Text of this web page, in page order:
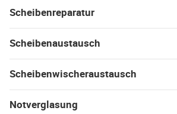
Scheibenreparatur
Scheibenaustausch
Scheibenwischeraustausch
Notverglasung